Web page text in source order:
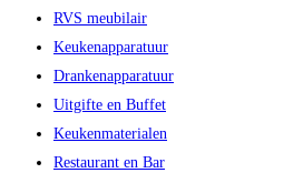
RVS meubilair
Keukenapparatuur
Drankenapparatuur
Uitgifte en Buffet
Keukenmaterialen
Restaurant en Bar